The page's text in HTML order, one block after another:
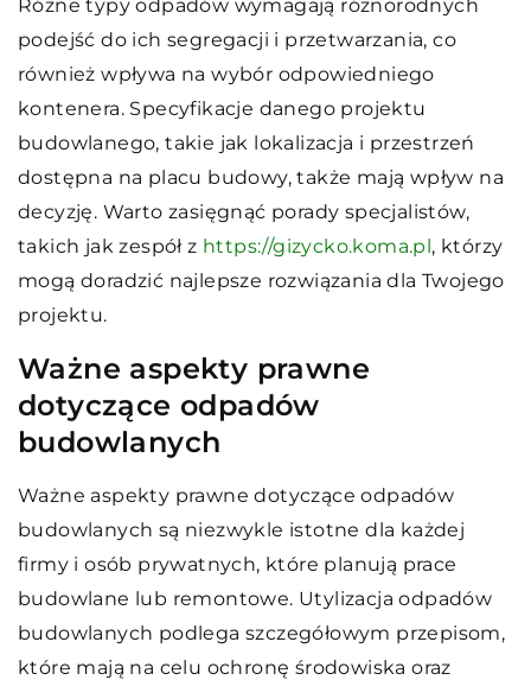
Różne typy odpadów wymagają różnorodnych
podejść do ich segregacji i przetwarzania, co
również wpływa na wybór odpowiedniego
kontenera. Specyfikacje danego projektu
budowlanego, takie jak lokalizacja i przestrzeń
dostępna na placu budowy, także mają wpływ na
decyzję. Warto zasięgnąć porady specjalistów,
takich jak zespół z https://gizycko.koma.pl, którzy
mogą doradzić najlepsze rozwiązania dla Twojego
projektu.
Ważne aspekty prawne
dotyczące odpadów
budowlanych
Ważne aspekty prawne dotyczące odpadów
budowlanych są niezwykle istotne dla każdej
firmy i osób prywatnych, które planują prace
budowlane lub remontowe. Utylizacja odpadów
budowlanych podlega szczegółowym przepisom,
które mają na celu ochronę środowiska oraz